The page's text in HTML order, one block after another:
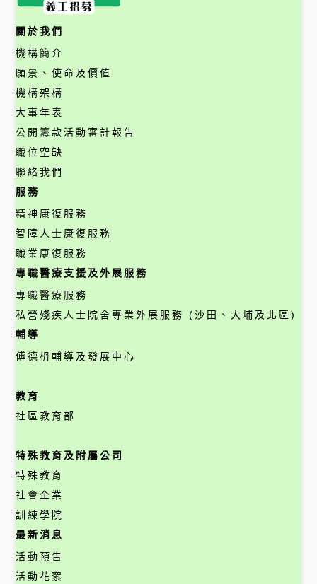
關於我們
機構簡介
願景、使命及價值
機構架構
大事年表
公開籌款活動審計報告
職位空缺
聯絡我們
服務
精神康復服務
智障人士康復服務
職業康復服務
專職醫療支援及外展服務
專職醫療服務
私營殘疾人士院舍專業外展服務 (沙田、大埔及北區)
輔導
傅德枬輔導及發展中心
教育
社區教育部
特殊教育及附屬公司
特殊教育
社會企業
訓練學院
最新消息
活動預告
活動花絮